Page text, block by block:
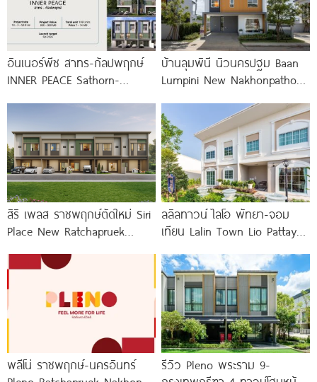
อินเนอร์พีซ สาทร-กัลปพฤกษ์
INNER PEACE Sathorn-
บ้านแฝด 3 ชั้น ใหม่
บ้านลุมพินี นิวนครปฐม Baan
Lumpini New Nakhonpathom
สิริ เพลส ราชพฤกษ์ตัดใหม่ Siri
Place New Ratchapruek
ลลิลทาวน์ ไลโอ พัทยา-จอม
เทียน Lalin Town Lio Pattaya-
Colonial
พลีโน่ ราชพฤกษ์-นครอินทร์
รีวิว Pleno พระราม 9-